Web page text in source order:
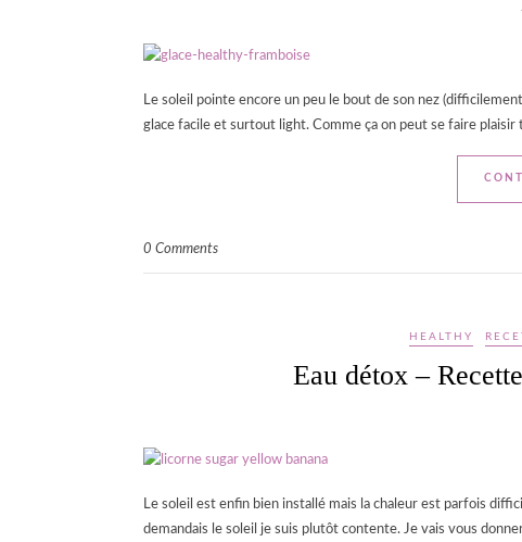
Le soleil pointe encore un peu le bout de son nez
glace facile et surtout light. Comme ça on peut se faire plaisir
0 Comments
HEALTHY
Eau détox –
Le soleil est enfin bien installé mais la chaleur est parfois
demandais le soleil je suis plutôt contente. Je vais vous